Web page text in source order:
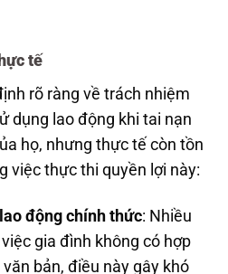
tế
rõ ràng về trách nhiệm
dụng lao động khi tai nạn
họ, nhưng thực tế còn tồn
việc thực thi quyền lợi này:
động chính thức: Nhiều
gia đình không có hợp
bản, điều này gây khó